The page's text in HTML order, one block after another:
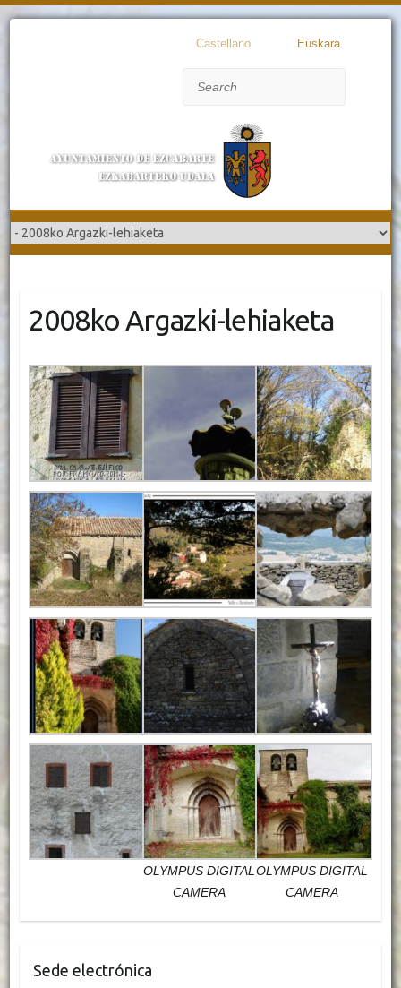
Castellano Euskara
2008ko Argazki-lehiaketa
OLYMPUS DIGITAL
CAMERA
OLYMPUS DIGITAL
CAMERA
Sede electrónica